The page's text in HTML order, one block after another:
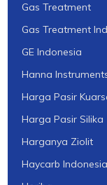
Gas Treatment
Gas Treatment
GE Indonesia
Hanna
Harga Pasir
Harga Pasir Silika
Harganya Ziolit
Haycarb Indonesia